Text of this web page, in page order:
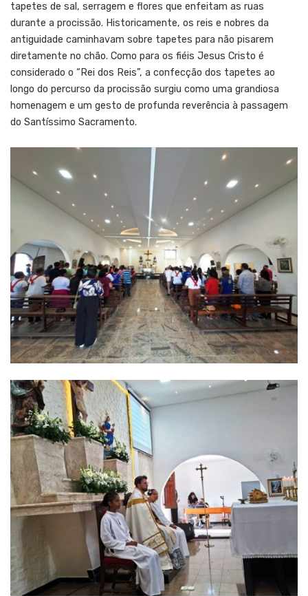
tapetes de sal, serragem e flores que enfeitam as ruas
durante a procissão. Historicamente, os reis e nobres da
antiguidade caminhavam sobre tapetes para não pisarem
diretamente no chão. Como para os fiéis Jesus Cristo é
considerado o “Rei dos Reis”, a confecção dos tapetes ao
longo do percurso da procissão surgiu como uma grandiosa
homenagem e um gesto de profunda reverência à passagem
do Santíssimo Sacramento.